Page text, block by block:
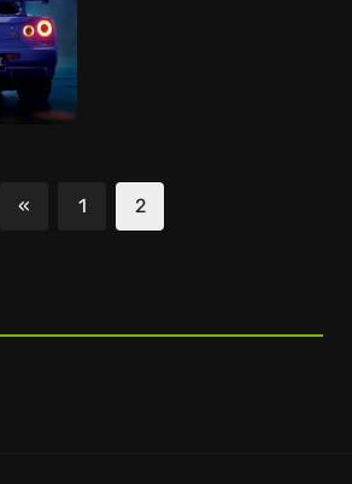
«
Попередній
1 2